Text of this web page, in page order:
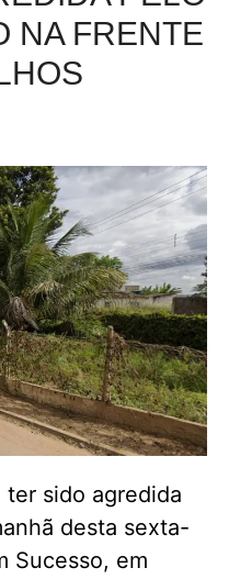
NA FRENTE
sido agredida
desta sexta-
Sucesso, em